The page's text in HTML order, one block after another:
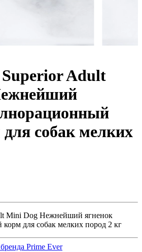
Adult
собак мелких
Mini Dog Нежнейший ягненок
для собак мелких пород 2 кг
Prime Ever